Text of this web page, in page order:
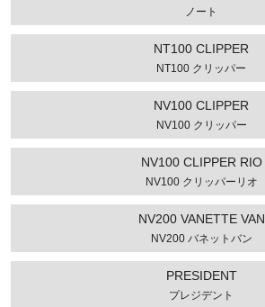
ノート
NT100 CLIPPER
NT100 クリッパー
NV100 CLIPPER
NV100 クリッパー
NV100 CLIPPER RIO
NV100 クリッパーリオ
NV200 VANETTE VAN
NV200 バネットバン
PRESIDENT
プレジデント